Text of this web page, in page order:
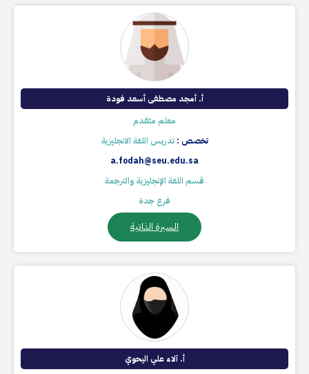
أ. أمجد مصطفى أسعد فودة
معلم متقدم
تخصص :تدريس اللغة الانجليزية
a.fodah@seu.edu.sa
قسم اللغة الإنجليزية والترجمة
فرع جدة
السيرة الذاتية
أ. آلاء علي اليحوي